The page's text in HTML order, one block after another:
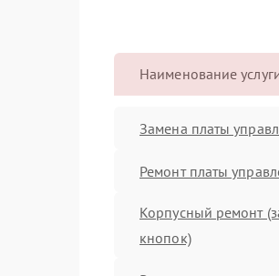
Наименование
Замена платы
Ремонт платы
Корпусный ремонт
кнопок)